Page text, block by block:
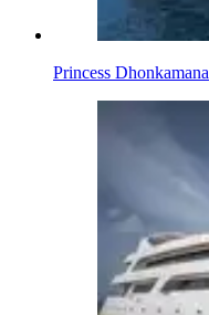
Princess Dhonkamana